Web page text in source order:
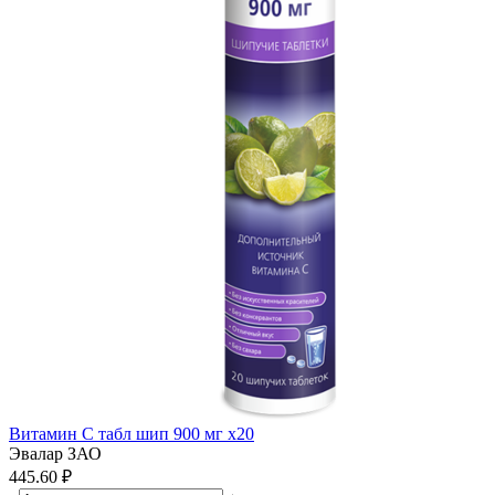
Витамин С табл шип 900 мг x20
Эвалар ЗАО
445.60 ₽